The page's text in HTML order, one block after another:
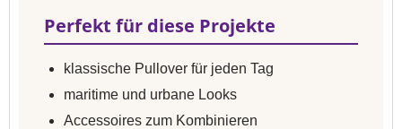
Perfekt für diese Projekte
klassische Pullover für jeden Tag
maritime und urbane Looks
Accessoires zum Kombinieren